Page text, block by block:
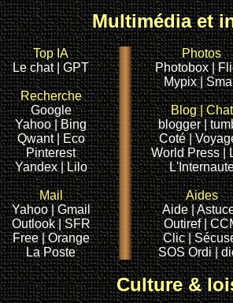
Multimédia et
Top IA
Le chat |GPT
Recherche
Google
Yahoo | Bing
Qwant| Eco
Pinterest
Yandex | Lilo
Mail
Yahoo | Gmail
Outlook | SFR
Free |Orange
La Poste
Photos
Photobox|
Mypix|
Blog|Chat
blogger |
Coté |
World Press |
Aides
Aide|
Outiref |
Clic |
SOS Ordi|
Culture &